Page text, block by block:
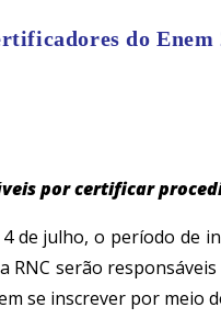
do Enem
por certificar
de julho, o período de
RNC serão
se inscrever por meio